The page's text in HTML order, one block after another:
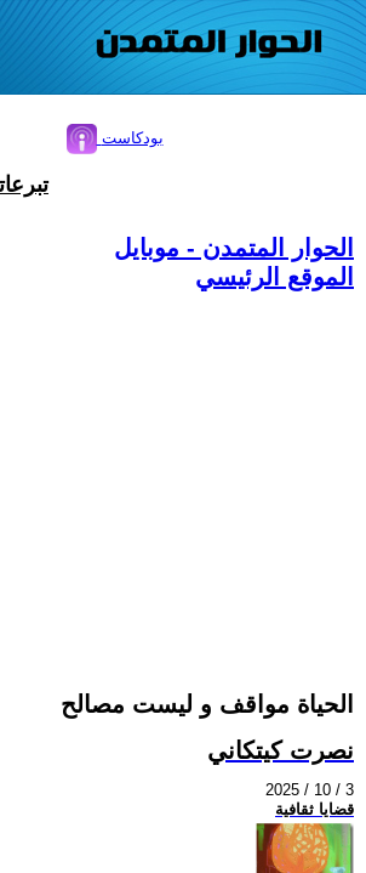
بودكاست
الحوار المتمدن - موبايل
الموقع الرئيسي
الحياة مواقف و ليست مصالح
نصرت كيتكاني
2025 / 10 / 3
قضايا ثقافية